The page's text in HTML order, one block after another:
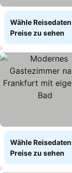
Wähle
Preise zu sehen
Wähle
Preise zu sehen